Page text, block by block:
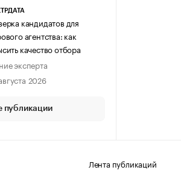
кандидатов для
агентства: как
качество отбора
эксперта
2026
публикации
Лента публикаций